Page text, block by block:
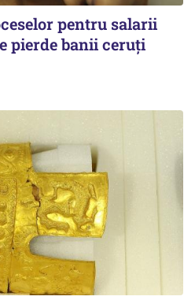
pentru salarii
pierde banii ceruți